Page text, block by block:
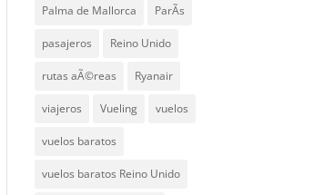
Palma de Mallorca ParÃ­s
pasajeros Reino Unido
rutas aÃ©reas Ryanair
viajeros Vueling vuelos
vuelos baratos
vuelos baratos Reino Unido